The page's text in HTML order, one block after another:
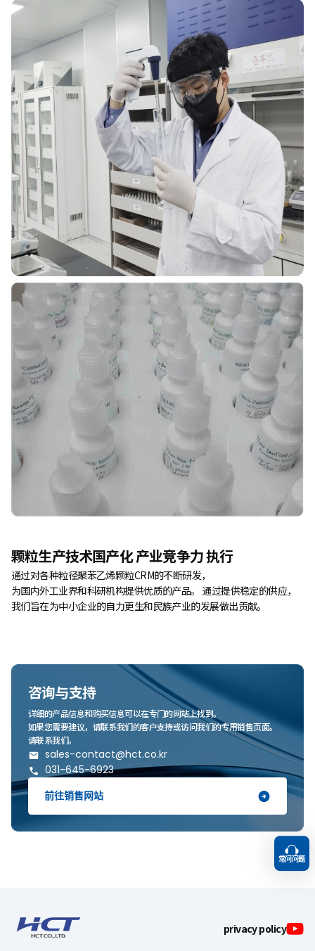
颗粒生产技术国产化产业竞争力执行
通过对各种粒径聚苯乙烯颗粒CRM的不断研发，
为国内外工业界和科研机构提供优质的产品。 通过提供稳定的供应，
我们旨在为中小企业的自力更生和民族产业的发展做出贡献。
咨询与支持
详细的产品信息和购买信息可以在专门的网站上找到。
如果您需要建议，请联系我们的客户支持或访问我们的专用销售页面。
请联系我们。
sales-contact@hct.co.kr
031-645-6923
前往销售网站
privacy policy
常问问题